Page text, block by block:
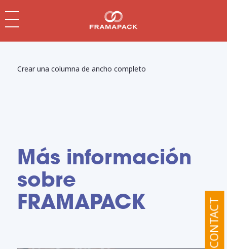
CONTACT
Crear una columna de ancho completo
Más información
sobre
FRAMAPACK